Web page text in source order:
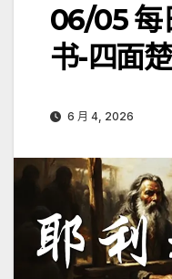
06/05 每
书-四面
6 月 4, 2026